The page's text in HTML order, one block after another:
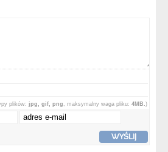
plików: jpg, gif, png , maksymalny waga pliku: 4MB. )
WYŚLIJ